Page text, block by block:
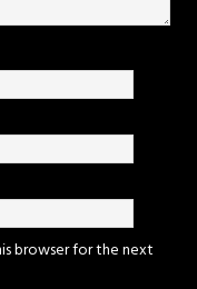
browser for the next